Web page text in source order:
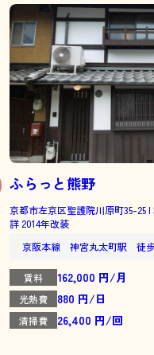
ふらっと熊野
京都市左京区聖護院川原町35-25 |
詳 2014年改装
京阪本線 神宮丸太町駅 徒
賃料 162,000 円/月
光熱費 880 円/日
清掃費 26,400 円/回